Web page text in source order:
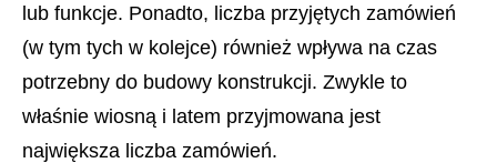
lub funkcje. Ponadto, liczba przyjętych zamówień
(w tym tych w kolejce) również wpływa na czas
potrzebny do budowy konstrukcji. Zwykle to
właśnie wiosną i latem przyjmowana jest
największa liczba zamówień.